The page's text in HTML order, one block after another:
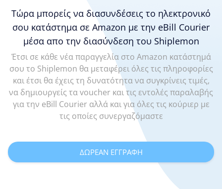
Τώρα μπορείς να διασυνδέσεις το ηλεκτρονικό
σου κατάστημα σε Amazon με την eBill Courier
μέσα απο την διασύνδεση του Shiplemon
Έτσι σε κάθε νέα παραγγελία στο Amazon κατάστημά
σου το Shiplemon θα μεταφέρει όλες τις πληροφορίες
και έτσι θα έχεις τη δυνατότητα να συγκρίνεις τιμές,
να δημιουργείς τα voucher και τις εντολές παραλαβής
για την eBill Courier αλλά και για όλες τις κούριερ με
τις οποίες συνεργαζόμαστε
ΔΩΡΕΑΝ ΕΓΓΡΑΦΗ